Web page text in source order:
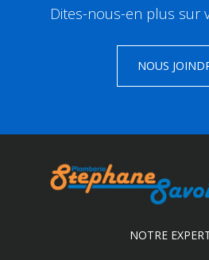
Dites-nous-en plus sur
NOUS
NOTRE